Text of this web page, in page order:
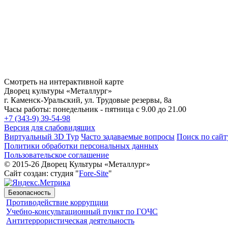
Смотреть на интерактивной карте
Дворец культуры «Металлург»
г. Каменск-Уральский, ул. Трудовые резервы, 8а
Часы работы: понедельник - пятница с 9.00 до 21.00
+7 (343-9) 39-54-98
Версия для слабовидящих
Виртуальный 3D Тур Часто задаваемые вопросы Поиск по
Политики обработки персональных данных
Пользовательское соглашение
© 2015-26 Дворец Культуры «Металлург»
Сайт создан: студия "Fore-Site"
Безопасность
Противодействие коррупции
Учебно-консультационный пункт по ГОЧС
Антитеррористическая деятельность